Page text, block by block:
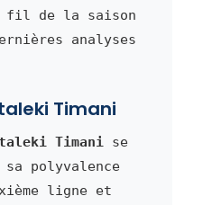
fil de la saison
analyses
Timani
Timanise
polyvalence
ligne et